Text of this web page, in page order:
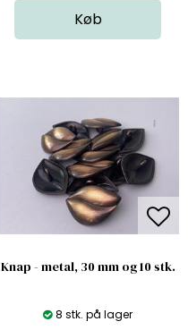
Knap - metal, 30 mm og 10 stk.
8 stk. på lager